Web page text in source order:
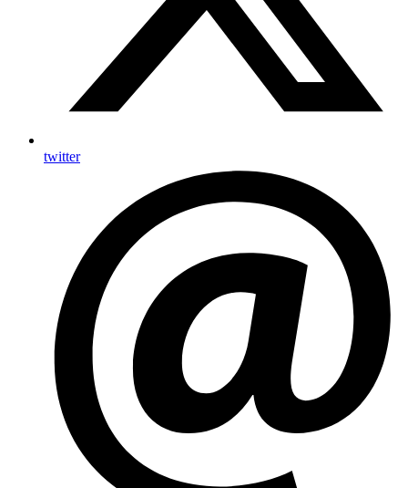
twitter